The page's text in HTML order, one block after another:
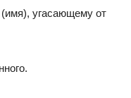
угасающему от